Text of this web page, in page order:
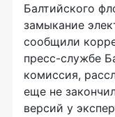
Балтийского
замыкание
сообщили
пресс-службе
комиссия,
еще не
версий у